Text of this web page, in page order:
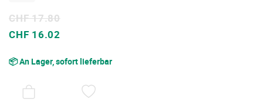
Sonderpreis
CHF 16.02
CHF 17.80
📦 An Lager, sofort lieferbar